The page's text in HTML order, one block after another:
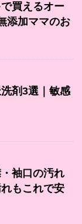
買えるオー
添加ママのお
剤3選｜敏感
袖口の汚れ
もこれで安